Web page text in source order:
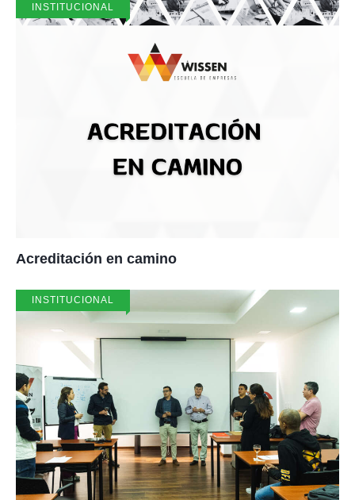
INSTITUCIONAL
Acreditación en camino
INSTITUCIONAL